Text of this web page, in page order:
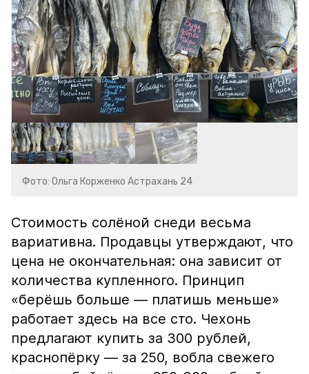
Фото: Ольга Корженко Астрахань 24
Стоимость солёной снеди весьма
вариативна. Продавцы утверждают, что
цена не окончательная: она зависит от
количества купленного. Принцип
«берёшь больше — платишь меньше»
работает здесь на все сто. Чехонь
предлагают купить за 300 рублей,
краснопёрку — за 250, вобла свежего